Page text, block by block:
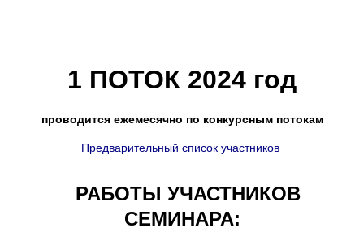
1 ПОТОК 2024 год
проводится ежемесячно по конкурсным потокам
Предварительный список участников
РАБОТЫ УЧАСТНИКОВ
СЕМИНАРА: